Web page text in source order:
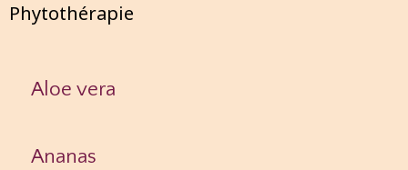
Phytothérapie
Aloe vera
Ananas